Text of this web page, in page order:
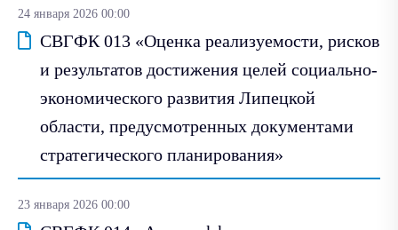
24 января 2026 00:00
СВГФК 013 «Оценка реализуемости, рисков
и результатов достижения целей социально-
экономического развития Липецкой
области, предусмотренных документами
стратегического планирования»
23 января 2026 00:00